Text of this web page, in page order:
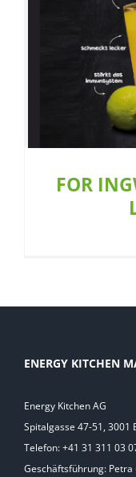
FOR
FOR
ENERGY KITCHEN
Energy Kitchen AG
Spitalgasse 47-51, 3001
Telefon: +41 31 311 03
Geschäftsführung: